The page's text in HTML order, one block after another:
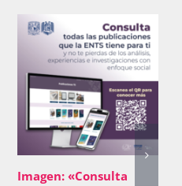
Imagen: «Consulta